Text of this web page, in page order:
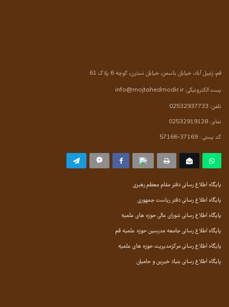
قم، زنبیل آباد، خیابان یاسمن، خیابان نسترن، کوچه 6 پلاک 61
پست الکترونیکی:info@mojtahedmodir.ir
تلفن: 02532937733
نمابر: 02532919128
کد پستی : 37169-57166
پایگاه اطلاع رسانی دفتر مقام معظم رهبری
پایگاه اطلاع رسانی دفتر ریاست جمهوری
پایگاه اطلاع رسانی شورای عالی حوزه های علمیه
پایگاه اطلاع رسانی جامعه مدرسین حوزه علمیه قم
پایگاه اطلاع رسانی مرکزمدیریت حوزه های علمیه
پایگاه اطلاع رسانی بنیاد خیرین و حامیان